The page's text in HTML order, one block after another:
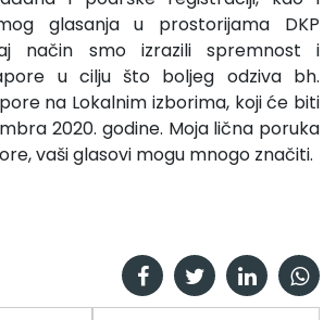
glasanja u prostorijama DKP
način smo izrazili spremnost i
u cilju što boljeg odziva bh.
na Lokalnim izborima, koji će biti
2020. godine. Moja lična poruka
vaši glasovi mogu mnogo značiti.